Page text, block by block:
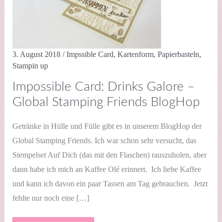
3. August 2018 /Impssible Card, Kartenform, Papierbasteln,
Stampin up
Impossible Card: Drinks Galore –
Global Stamping Friends BlogHop
Getränke in Hülle und Fülle gibt es in unserem BlogHop der
Global Stamping Friends. Ich war schon sehr versucht, das
Stempelset Auf Dich (das mit den Flaschen) rauszuholen, aber
dann habe ich mich an Kaffee Olé erinnert. Ich liebe Kaffee
und kann ich davon ein paar Tassen am Tag gebrauchen. Jetzt
fehlte nur noch eine […]